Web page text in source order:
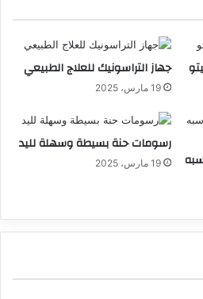
جهاز التراسونيك للعلاج الطبيعي
19 مارس، 2025
رسومات حنة بسيطة وسهلة لليد
19 مارس، 2025